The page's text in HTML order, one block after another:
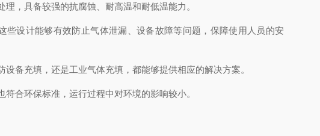
，具备较强的抗腐蚀、耐高温和耐低温能力。
设计能够有效防止气体泄漏、设备故障等问题，保障使用人员的安
充填，还是工业气体充填，都能够提供相应的解决方案。
合环保标准，运行过程中对环境的影响较小。